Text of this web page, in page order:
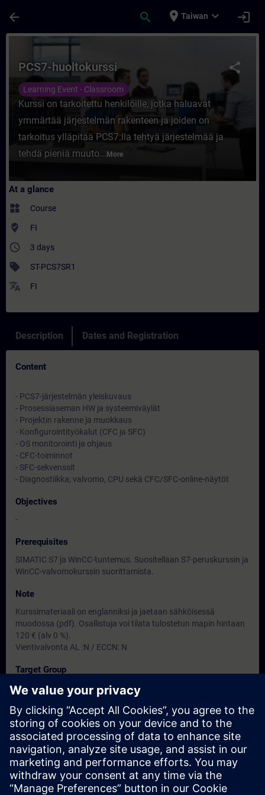
arrow_back search place Taiwan expand_more login
Course - PCS7-huoltokurssi - Training -
share
PCS7-huoltokurssi
Learning Event - Classroom
Kurssi on tarkoitettu henkilöille, jotka haluavat
ymmärtää järjestelmän rakenteen ja joiden on
tarkoitus ylläpitää PCS7:lla tehtyä järjestelmää ja
tehdä pieniä muuto... More
At a glance
widgets Course
where_to_vote FI
access_time 3 days
sell ST-PCS7SR1
translate FI
Description Dates and Registration
Content
- PCS7-järjestelmän yleiskuvaus
- Prosessiaseman HW ja systeemiväylät
- Projektin rakenne ja muokkaus
- Konfigurointityökalut (CFC ja SFC)
- OS monitorointi ja ohjaus
- CFC-toiminnot
- SFC-sekvenssit
- Diagnostiikka; valvomo, CPU sekä CFC/SFC-online-näytöt
Objectives
-
Prerequisites
SIMATIC S7 ja WinCC-tuntemus. Suositellaan S7-peruskurssin ja
WinCC-valvomokurssin suorittamista.
Note
Kurssimateriaali on englanniksi ja jaetaan sähköisessä
muodossa (pdf). Osallistuja voi tilata tulostetun mapin hintaan
120 € (alv 0 %).
Vientivalvonta AL :N / ECCN: N
Target Group
Kurssi sopii kunnossapitohenkilöille.
Dates And Registration
Currently, no events available
Add yourself to the course request list and you will be notified
when new dates become available.